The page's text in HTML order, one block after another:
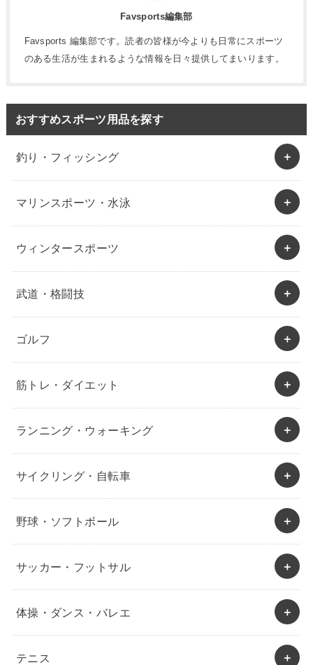
Favsports編集部
Favsports 編集部です。読者の皆様が今よりも日常にスポーツ
のある生活が生まれるような情報を日々提供してまいります。
おすすめスポーツ用品を探す
釣り・フィッシング
マリンスポーツ・水泳
ウィンタースポーツ
武道・格闘技
ゴルフ
筋トレ・ダイエット
ランニング・ウォーキング
サイクリング・自転車
野球・ソフトボール
サッカー・フットサル
体操・ダンス・バレエ
テニス